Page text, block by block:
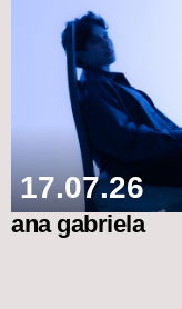
17.07.26
ana gabriela